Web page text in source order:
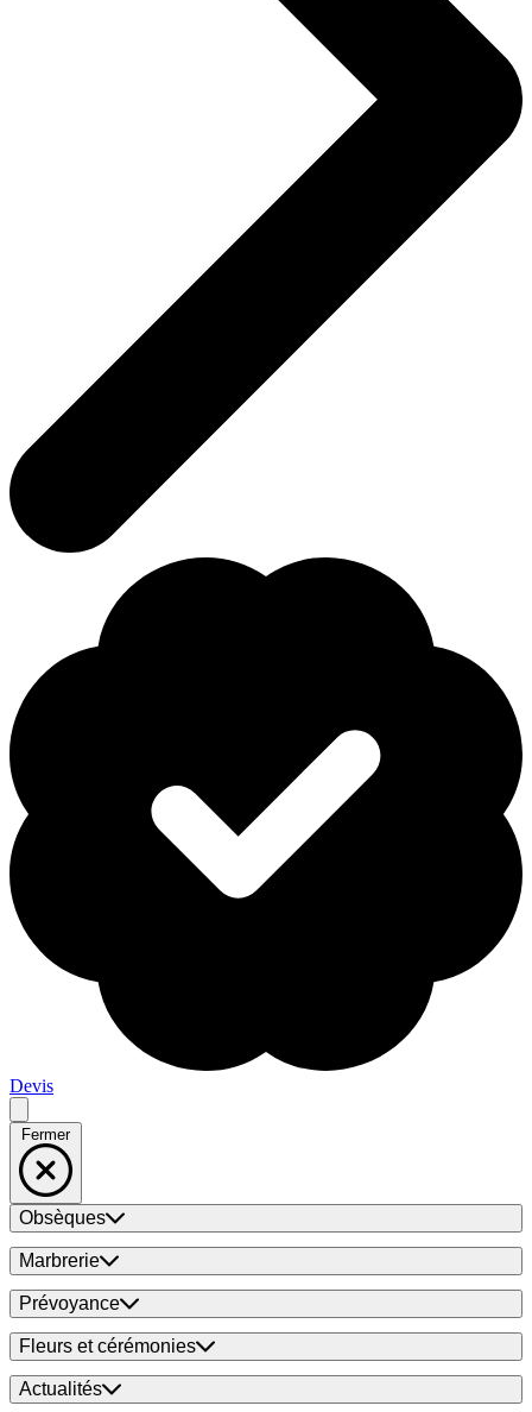
Devis
Fermer
Obsèques
Marbrerie
Prévoyance
Fleurs et cérémonies
Actualités